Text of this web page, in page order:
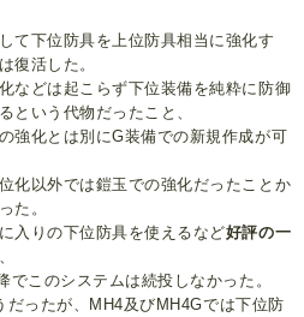
て下位防具を上位防具相当に強化す
復活した。
などは起こらず下位装備を純粋に防御
という代物だったこと、
強化とは別にG装備での新規作成が可
化以外では鎧玉での強化だったことか
た。
入りの下位防具を使えるなど好評の一
でこのシステムは続投しなかった。
だったが、MH4及びMH4Gでは下位防